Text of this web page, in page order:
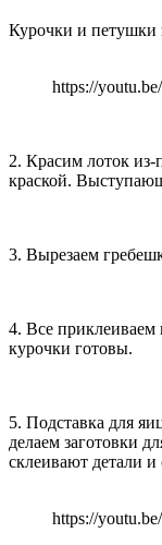
Курочки и петушки
https://
2. Красим лоток
краской.
3. Вырезаем
4. Все
курочки готовы.
5. Подставка для
делаем заготовки
склеивают детали
https://